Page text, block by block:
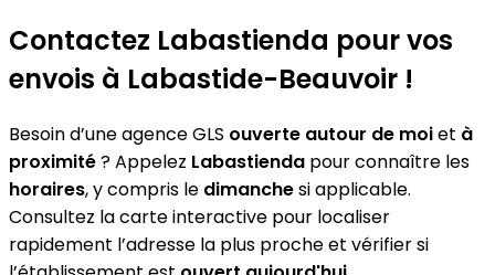
Contactez Labastienda pour vos
envois à Labastide-Beauvoir !
Besoin d’une agence GLS ouverte autour de moiet à
proximité? Appelez Labastienda pour connaître les
horaires, y compris le dimanchesi applicable.
Consultez la carte interactive pour localiser
rapidement l’adresse la plus proche et vérifier si